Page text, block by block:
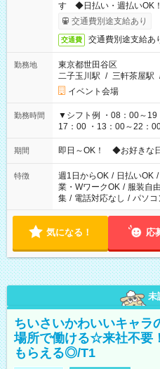
す ◆日払い・週払いOK
も異なります
交通費別途支給あり
交通費 交通費別途支給あ
勤務地
東京都世田谷区
二子玉川駅 / 三軒茶屋駅
イベント会場
勤務時間
▼シフト例 ・08：00～19
17：00 ・13：00～22：00 ・16
仕事により勤務時間が異
期間 即日～OK！ ◆お好きな
特徴 週1日からOK / 日払いOK /
業・WワークOK / 服装自由
集 / 電話対応なし / パソコ
気になる！ 応
未
ちいさいかわいいキャラ
場所で働ける☆来社不要
もらえる◎/T1